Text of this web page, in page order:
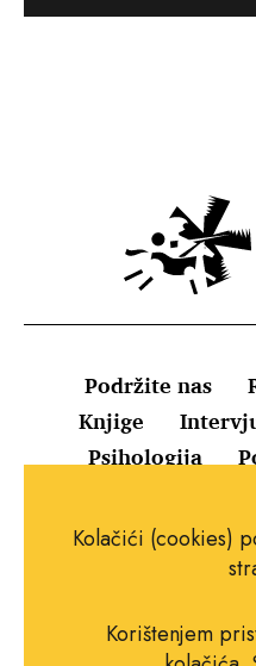
Podržite nas
Knjige
Psihologija
Uvjeti korištenja
Kolačići (cookies)
Korištenjem